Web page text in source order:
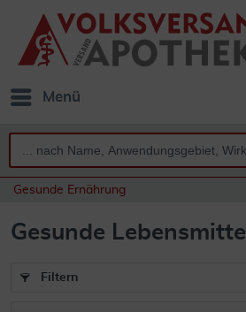
Menü
Gesunde Ernährung
Gesunde Lebensmittel
Filtern